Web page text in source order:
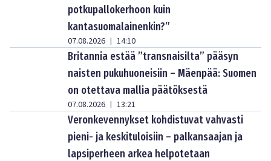
potkupallokerhoon kuin
kantasuomalainenkin?”
07.08.2026 | 14:10
Britannia estää ”transnaisilta” pääsyn
naisten pukuhuoneisiin – Mäenpää: Suomen
on otettava mallia päätöksestä
07.08.2026 | 13:21
Veronkevennykset kohdistuvat vahvasti
pieni- ja keskituloisiin – palkansaajan ja
lapsiperheen arkea helpotetaan